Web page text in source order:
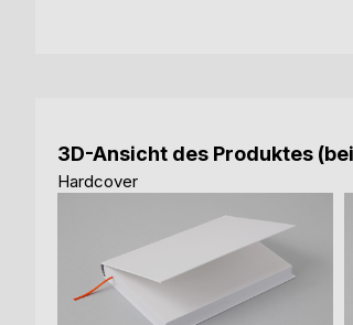
3D-Ansicht des Produktes
Hardcover